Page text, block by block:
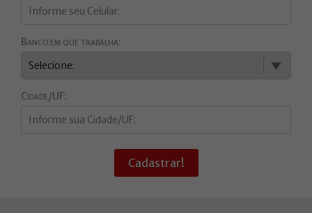
Banco em que trabalha:
Cidade/UF:
Cadastrar!